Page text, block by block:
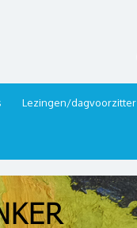
Lezingen/dagvoorzitter